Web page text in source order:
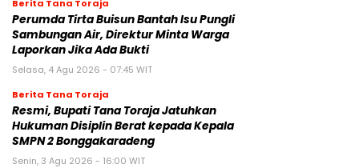
Berita Tana Toraja
Perumda Tirta Buisun Bantah Isu Pungli
Sambungan Air, Direktur Minta Warga
Laporkan Jika Ada Bukti
Selasa, 4 Agu 2026 - 07:45 WIT
Berita Tana Toraja
Resmi, Bupati Tana Toraja Jatuhkan
Hukuman Disiplin Berat kepada Kepala
SMPN 2 Bonggakaradeng
Senin, 3 Agu 2026 - 16:00 WIT